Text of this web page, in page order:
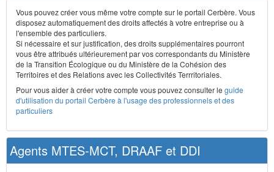
Vous pouvez créer vous même votre compte sur le portail Cerbère. Vous
disposez automatiquement des droits affectés à votre entreprise ou à
l'ensemble des particuliers.
Si nécessaire et sur justification, des droits supplémentaires pourront
vous être attribués ultérieurement par vos correspondants du Ministère
de la Transition Écologique ou du Ministère de la Cohésion des
Territoires et des Relations avec les Collectivités Terrritoriales.
Pour vous aider à créer votre compte vous pouvez consulter le guide
d'utilisation du portail Cerbère à l'usage des professionnels et des
particuliers
Agents MTES-MCT, DRAAF et DDI